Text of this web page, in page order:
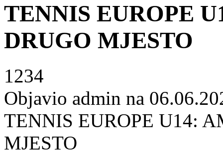
TENNIS EUROPE
DRUGO MJESTO
1234
Objavio admin na
TENNIS EUROPE U14:
MJESTO